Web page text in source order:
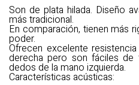
Son de plata hilada. Diseño
más tradicional.
En comparación, tienen más
poder.
Ofrecen excelente
derecha pero son fáciles
dedos de la mano izquierda.
Características acústicas: